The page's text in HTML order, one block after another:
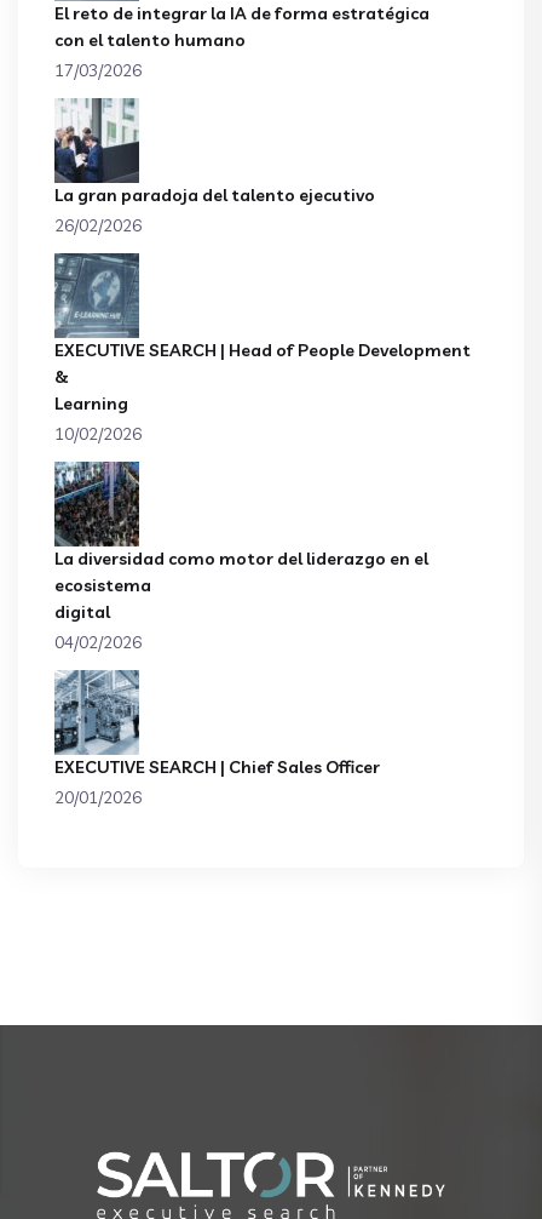
El reto de integrar la IA de forma estratégica
con el talento humano
17/03/2026
La gran paradoja del talento ejecutivo
26/02/2026
EXECUTIVE SEARCH | Head of People Development
&
Learning
10/02/2026
La diversidad como motor del liderazgo en el
ecosistema
digital
04/02/2026
EXECUTIVE SEARCH | Chief Sales Officer
20/01/2026